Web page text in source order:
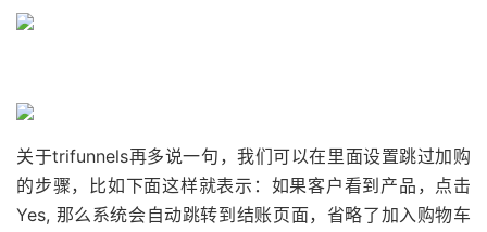
关于trifunnels再多说一句，我们可以在里面设置跳过加购
的步骤，比如下面这样就表示：如果客户看到产品，点击
Yes, 那么系统会自动跳转到结账页面，省略了加入购物车